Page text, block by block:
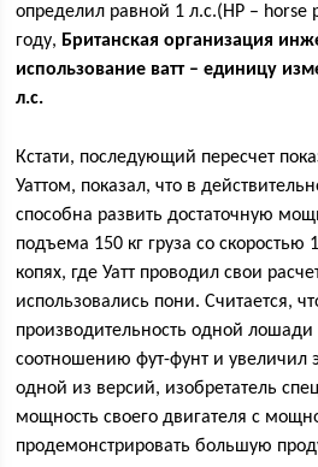
определил равной 1 л.с.(HP – horse
году, Британская организация
использование ватт – единицу
л.с.
Кстати, последующий пересчет
Уаттом, показал, что в
способна развить достаточную
подъема 150 кг груза со скоростью
копях, где Уатт проводил свои
использовались пони. Считается,
производительность одной лошади
соотношению фут-фунт и увеличил
одной из версий, изобретатель
мощность своего двигателя с
продемонстрировать большую